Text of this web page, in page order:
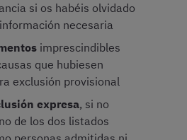
si os habéis olvidado
necesaria
imprescindibles
que hubiesen
exclusión provisional
expresa, si no
de los dos listados